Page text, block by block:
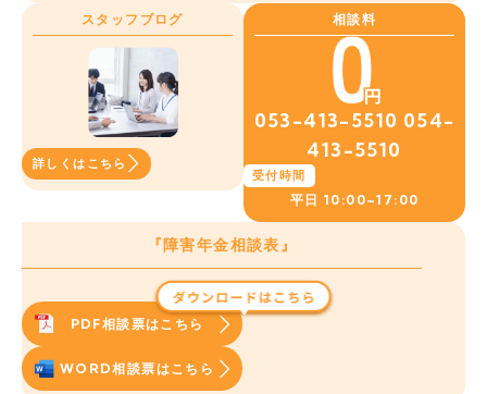
スタッフブログ
詳しくはこちら
相談料
053-413-5510 054-
413-5510
受付時間
平日 10:00~17:00
『障害年金相談表』
PDF相談票はこちら
WORD相談票はこちら